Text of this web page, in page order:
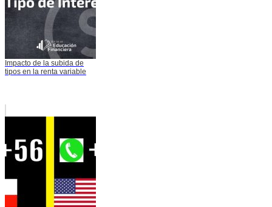
Impacto de la subida de
tipos en la renta variable